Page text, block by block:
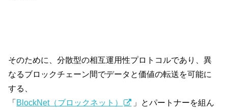
そのために、分散型の相互運用性プロトコルであり、異
なるブロックチェーン間でデータと価値の転送を可能に
する、
「BlockNet（ブロックネット）
」とパートナーを組ん